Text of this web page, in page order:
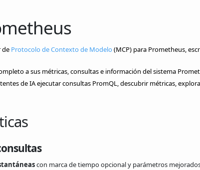
de Protocolo de Contexto de Modelo (MCP) para Prometheus,
a sus métricas, consultas e información del sistema
de IA ejecutar consultas PromQL, descubrir métricas,
con marca de tiempo opcional y parámetros